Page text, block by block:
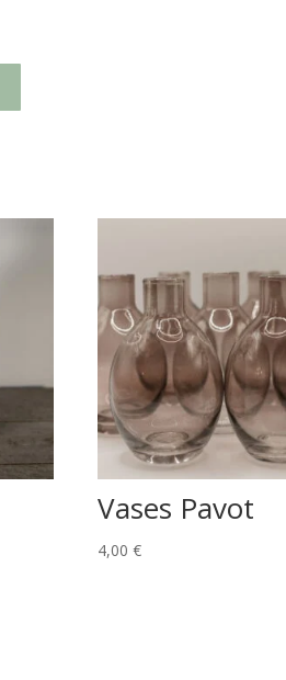
Vases Pavot
4,00€